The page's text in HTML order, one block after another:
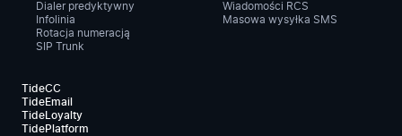
Dialer predyktywny
Infolinia
Rotacja numeracją
SIP Trunk
Wiadomości RCS
Masowa wysyłka SMS
TideCC
TideEmail
TideLoyalty
TidePlatform